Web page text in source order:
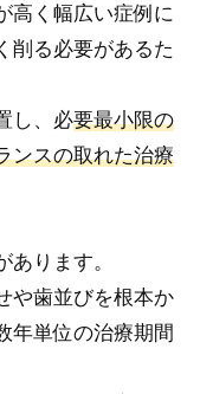
高く幅広い症例に
削る必要があるた
し、必要最小限の
ンスの取れた治療
あります。
や歯並びを根本か
年単位の治療期間